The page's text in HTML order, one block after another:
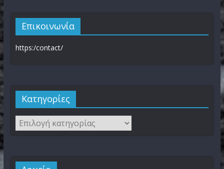
Επικοινωνία
https:/contact/
Kατηγορίες